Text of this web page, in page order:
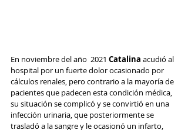
En noviembre del año  2021 Catalina acudió al
hospital por un fuerte dolor ocasionado por
cálculos renales, pero contrario a la mayoría de
pacientes que padecen esta condición médica,
su situación se complicó y se convirtió en una
infección urinaria, que posteriormente se
trasladó a la sangre y le ocasionó un infarto,